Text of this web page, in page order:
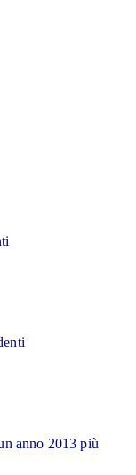
anno 2013 più